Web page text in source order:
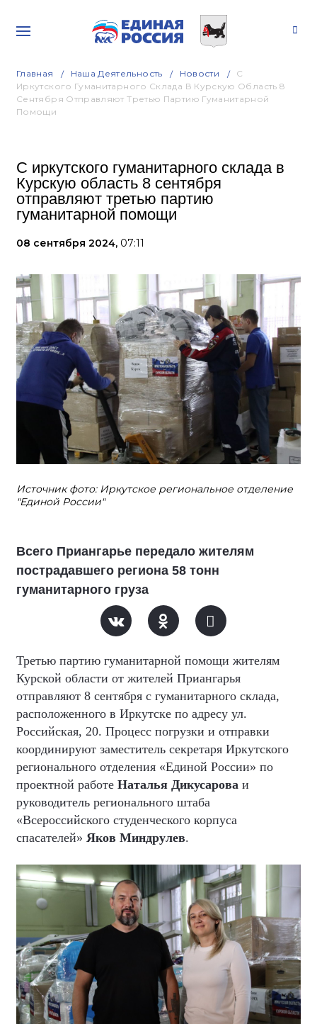
Главная Наша Деятельность Новости
С
Иркутского Гуманитарного Склада В Курскую Область 8
Сентября Отправляют Третью Партию Гуманитарной
Помощи
С иркутского гуманитарного склада в
Курскую область 8 сентября
отправляют третью партию
гуманитарной помощи
08 сентября 2024, 07:11
Источник фото: Иркутское региональное отделение
"Единой России"
Всего Приангарье передало жителям
пострадавшего региона 58 тонн
гуманитарного груза
Третью партию гуманитарной помощи жителям
Курской области от жителей Приангарья
отправляют 8 сентября с гуманитарного склада,
расположенного в Иркутске по адресу ул.
Российская, 20. Процесс погрузки и отправки
координируют заместитель секретаря Иркутского
регионального отделения «Единой России» по
проектной работе Наталья Дикусарова и
руководитель регионального штаба
«Всероссийского студенческого корпуса
спасателей» Яков Миндрулев.